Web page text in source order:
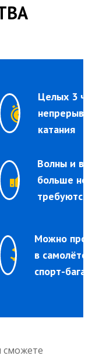
Целых 3
катания
Волны и
больше не
требуются
Можно
в самолёте
спорт-
сможете